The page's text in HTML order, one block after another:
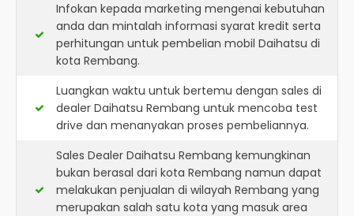
Infokan kepada marketing mengenai kebutuhan
anda dan mintalah informasi syarat kredit serta
perhitungan untuk pembelian mobil Daihatsu di
kota Rembang.
Luangkan waktu untuk bertemu dengan sales di
dealer Daihatsu Rembang untuk mencoba test
drive dan menanyakan proses pembeliannya.
Sales Dealer Daihatsu Rembang kemungkinan
bukan berasal dari kota Rembang namun dapat
melakukan penjualan di wilayah Rembang yang
merupakan salah satu kota yang masuk area